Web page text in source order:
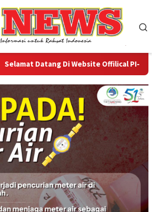
Datang Di Website Offilical PI-